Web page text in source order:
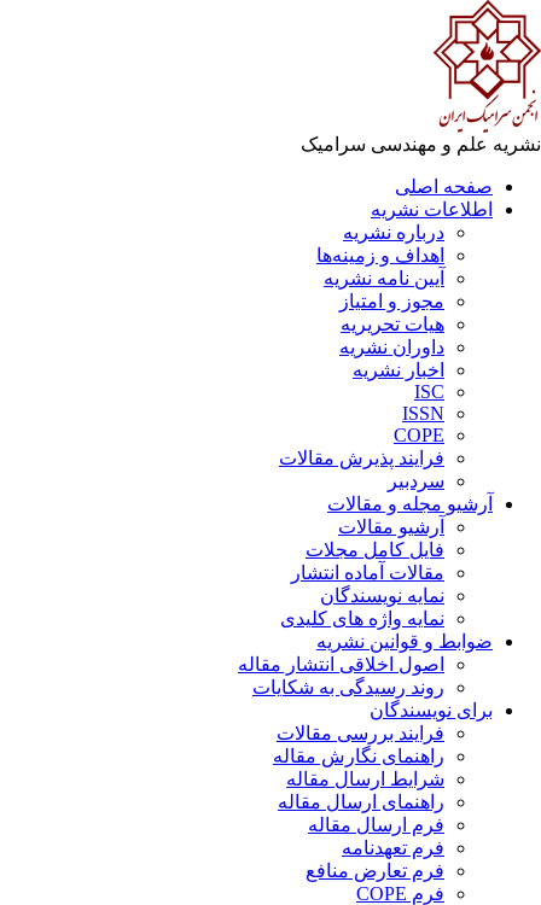
علم و مهندسی سرامیک
صفحه اصلی
اطلاعات نشریه
درباره نشریه
اهداف و زمینه‌ها
آیین نامه نشریه
مجوز و امتیاز
هیات تحریریه
داوران نشریه
اخبار نشریه
ISC
ISSN
COPE
فرایند پذیرش مقالات
سردبیر
آرشیو مجله و مقالات
آرشیو مقالات
فایل کامل مجلات
مقالات آماده انتشار
نمایه نویسندگان
نمایه واژه های کلیدی
ضوابط و قوانین نشریه
اصول اخلاقی انتشار مقاله
روند رسیدگی به شکایات
برای نویسندگان
فرایند بررسی مقالات
راهنمای نگارش مقاله
شرایط ارسال مقاله
راهنمای ارسال مقاله
فرم ارسال مقاله
فرم تعهدنامه
فرم تعارض منافع
فرم COPE